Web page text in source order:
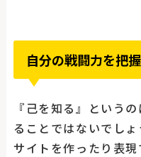
自分の戦闘力を把
『己を知る』という
ることではないでし
サイトを作ったり表